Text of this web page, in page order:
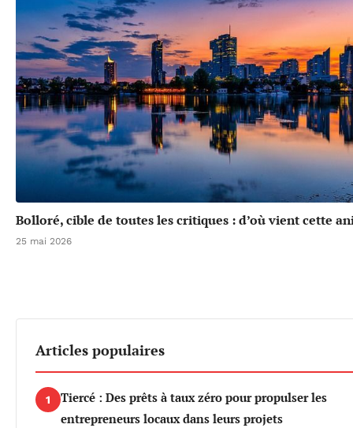
Bolloré, cible de toutes les critiques : d’où vient cette
25 mai 2026
Articles populaires
1
Tiercé : Des prêts à taux zéro pour propulser les
entrepreneurs locaux dans leurs projets